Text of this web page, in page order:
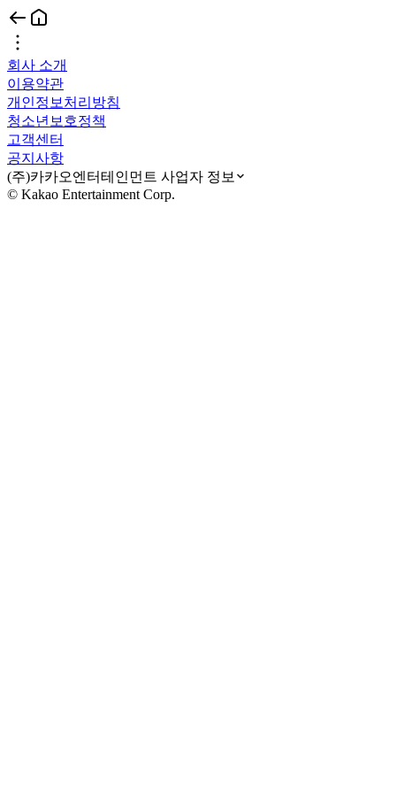
회사 소개
이용약관
개인정보처리방침
청소년보호정책
고객센터
공지사항
(주)카카오엔터테인먼트 사업자 정보
© Kakao Entertainment Corp.